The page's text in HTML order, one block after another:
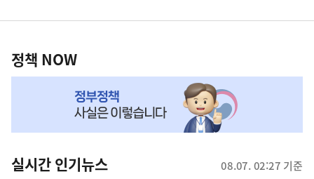
영
책
NOW,
뉴
정책 NOW
실시간 인기뉴스 08.07. 02:27 기준